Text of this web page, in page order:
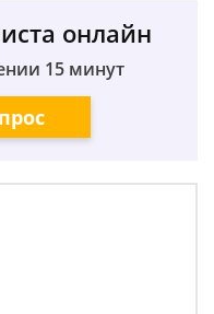
онлайн
15 минут